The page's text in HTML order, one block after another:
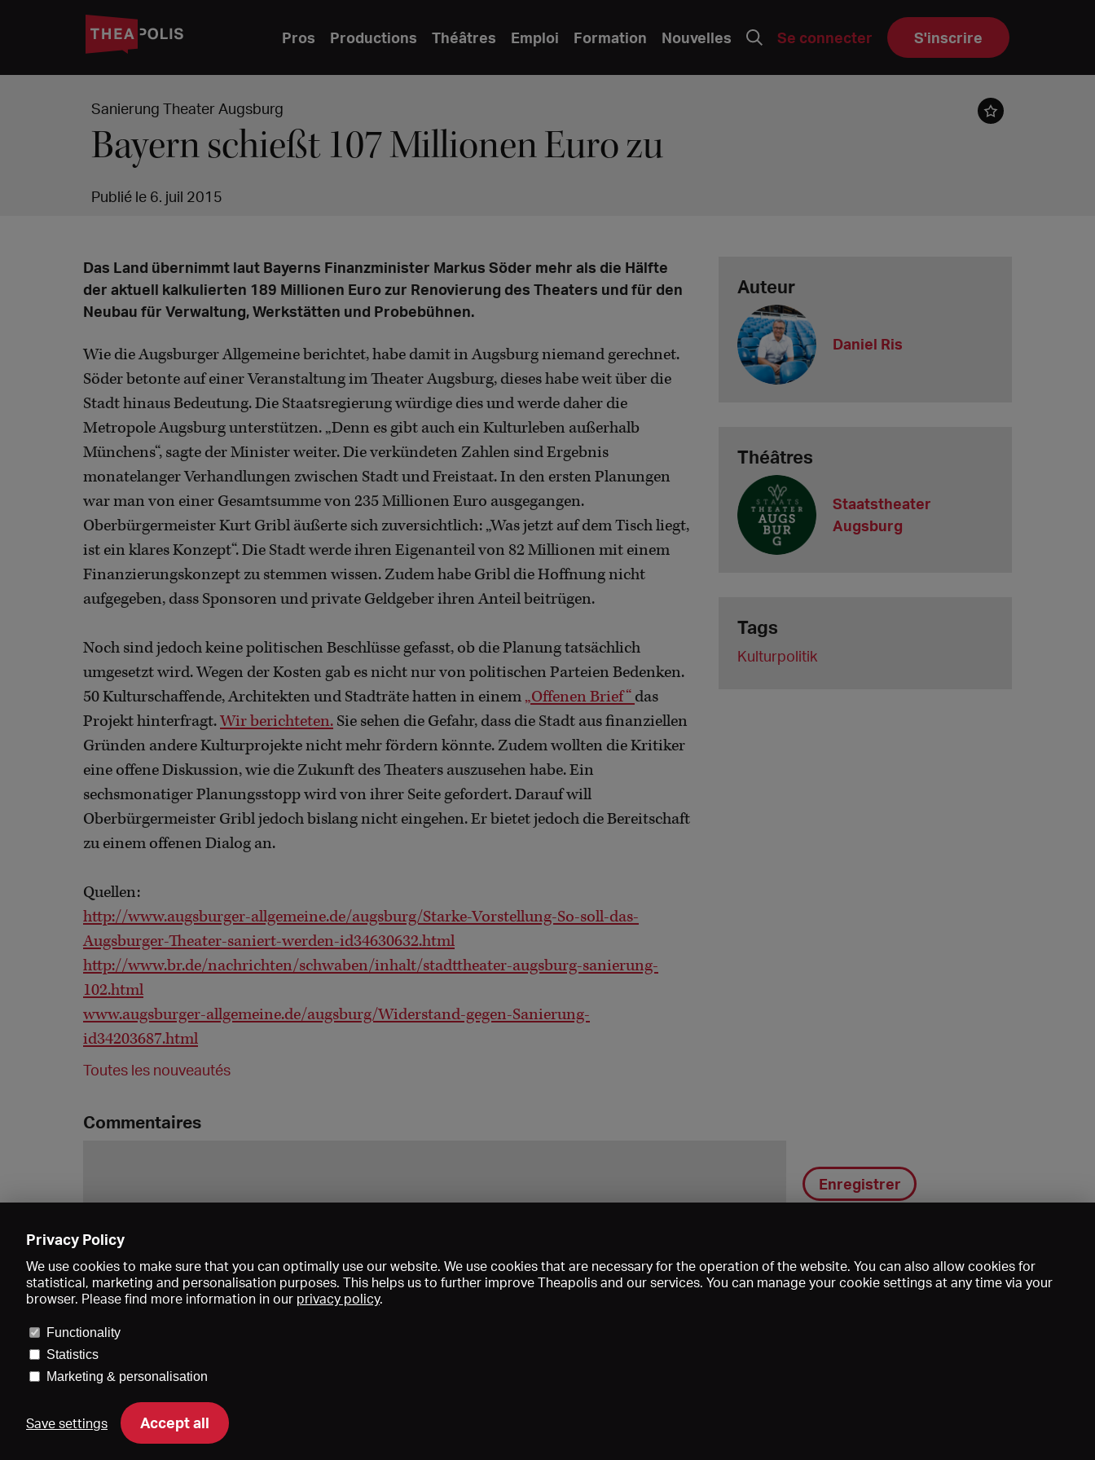
Pros Productions Théâtres Emploi Formation Nouvelles Se connecter S'inscrire
Sanierung Theater Augsburg
Bayern schießt 107 Millionen Euro zu
Publié le 6. juil 2015
Das Land übernimmt laut Bayerns Finanzminister Markus Söder mehr als die Hälfte
der aktuell kalkulierten 189 Millionen Euro zur Renovierung des Theaters und für den
Neubau für Verwaltung, Werkstätten und Probebühnen.
Wie die Augsburger Allgemeine berichtet, habe damit in Augsburg niemand gerechnet.
Söder betonte auf einer Veranstaltung im Theater Augsburg, dieses habe weit über die
Stadt hinaus Bedeutung. Die Staatsregierung würdige dies und werde daher die
Metropole Augsburg unterstützen. „Denn es gibt auch ein Kulturleben außerhalb
Münchens“, sagte der Minister weiter. Die verkündeten Zahlen sind Ergebnis
monatelanger Verhandlungen zwischen Stadt und Freistaat. In den ersten Planungen
war man von einer Gesamtsumme von 235 Millionen Euro ausgegangen.
Oberbürgermeister Kurt Gribl äußerte sich zuversichtlich: „Was jetzt auf dem Tisch liegt,
ist ein klares Konzept“. Die Stadt werde ihren Eigenanteil von 82 Millionen mit einem
Finanzierungskonzept zu stemmen wissen. Zudem habe Gribl die Hoffnung nicht
aufgegeben, dass Sponsoren und private Geldgeber ihren Anteil beitrügen.
Noch sind jedoch keine politischen Beschlüsse gefasst, ob die Planung tatsächlich
umgesetzt wird. Wegen der Kosten gab es nicht nur von politischen Parteien Bedenken.
50 Kulturschaffende, Architekten und Stadträte hatten in einem „Offenen Brief“ das
Projekt hinterfragt.Wir berichteten. Sie sehen die Gefahr, dass die Stadt aus finanziellen
Gründen andere Kulturprojekte nicht mehr fördern könnte. Zudem wollten die Kritiker
eine offene Diskussion, wie die Zukunft des Theaters auszusehen habe. Ein
sechsmonatiger Planungsstopp wird von ihrer Seite gefordert. Darauf will
Oberbürgermeister Gribl jedoch bislang nicht eingehen. Er bietet jedoch die Bereitschaft
zu einem offenen Dialog an.
Quellen:
http://www.augsburger-allgemeine.de/augsburg/Starke-Vorstellung-So-soll-das-
Augsburger-Theater-saniert-werden-id34630632.html
http://www.br.de/nachrichten/schwaben/inhalt/stadttheater-augsburg-sanierung-
102.html
www.augsburger-allgemeine.de/augsburg/Widerstand-gegen-Sanierung-
id34203687.html
Toutes les nouveautés
Auteur
Daniel Ris
Théâtres
Staatstheater
Augsburg
Tags
Kulturpolitik
Commentaires
Enregistrer
Privacy Policy
We use cookies to make sure that you can optimally use our website. We use cookies that are necessary for the operation of the website. You can also allow cookies for
statistical, marketing and personalisation purposes. This helps us to further improve Theapolis and our services. You can manage your cookie settings at any time via your
browser. Please find more information in our privacy policy.
Functionality
Statistics
Marketing & personalisation
Save settings Accept all